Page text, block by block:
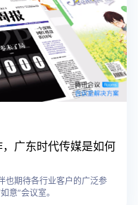
广东时代传媒是如何
也期待各行业客户的广泛参
意”会议室。